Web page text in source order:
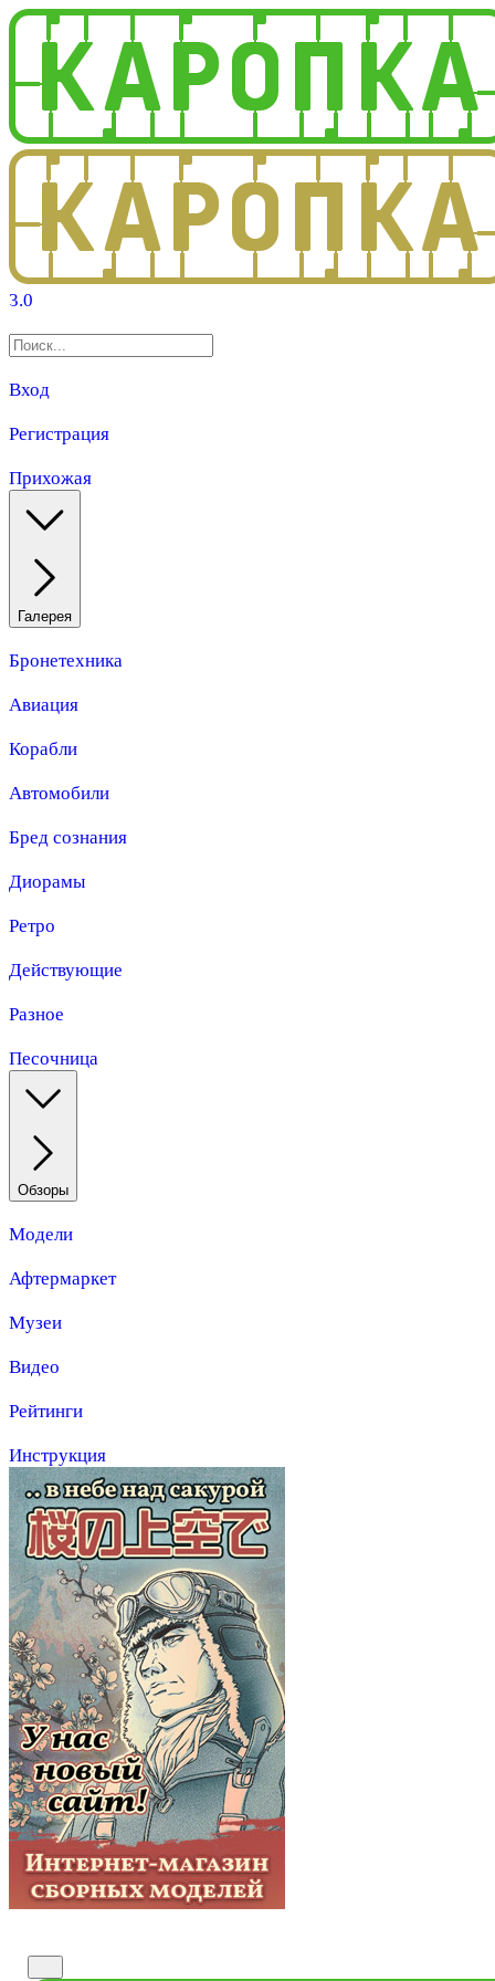
3.0
Вход
Регистрация
Прихожая
Галерея
Бронетехника
Авиация
Корабли
Автомобили
Бред сознания
Диорамы
Ретро
Действующие
Разное
Песочница
Обзоры
Модели
Афтермаркет
Музеи
Видео
Рейтинги
Инструкция